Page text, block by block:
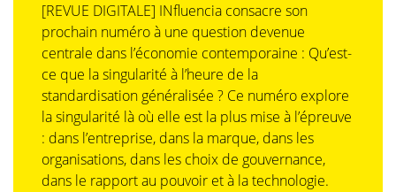
[REVUE DIGITALE] INfluencia consacre son
prochain numéro à une question devenue
centrale dans l’économie contemporaine : Qu’est-
ce que la singularité à l’heure de la
standardisation généralisée ? Ce numéro explore
la singularité là où elle est la plus mise à l’épreuve
: dans l’entreprise, dans la marque, dans les
organisations, dans les choix de gouvernance,
dans le rapport au pouvoir et à la technologie.